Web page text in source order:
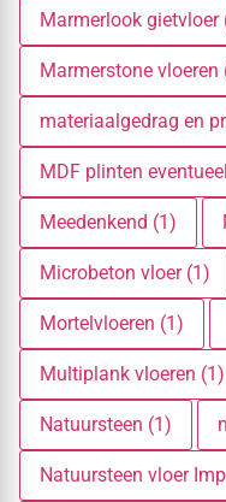
Marmerlook gietvloer
Marmerstone vloeren
materiaalgedrag en
MDF plinten
Meedenkend (1)
Microbeton vloer (1)
Mortelvloeren (1)
Multiplank vloeren (1)
Natuursteen (1)
Natuursteen vloer